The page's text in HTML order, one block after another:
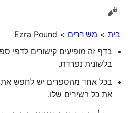
הצגת מקור
בית > משוררים >
Ezra Pound
בדף זה מופיעים קישורים לדפי
בלשונית נפרדת.
בכל אחד מהספרים יש לחפש את
את כל השירים שלו.